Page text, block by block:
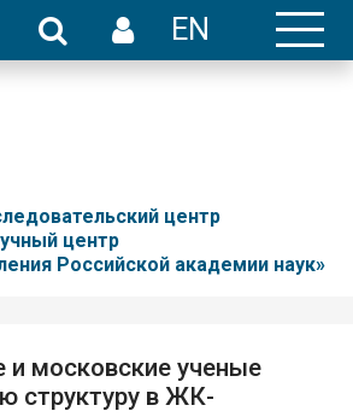
EN
центр
центр
Российской академии наук»
и московские ученые
структуру в ЖК-